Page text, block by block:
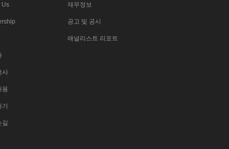
Us
사
용
재무정보
공고 및 공시
애널리스트 리포트